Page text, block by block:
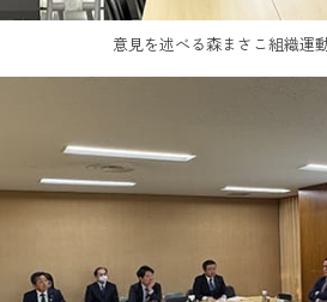
意見を述べる森まさこ組織運